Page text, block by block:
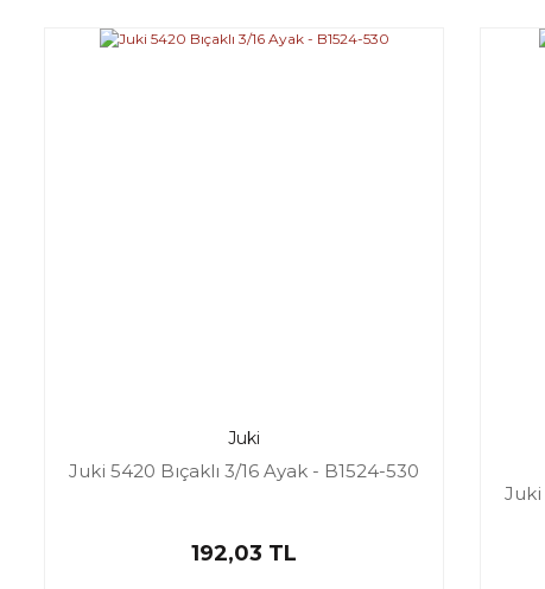
Juki
Juki 5420 Bıçaklı 3/16 Ayak - B1524-530
192,03 TL
Juki